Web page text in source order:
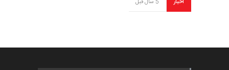
اخبار 5 سال قبل